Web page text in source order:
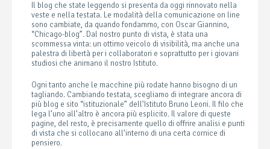
Il blog che state leggendo si presenta da oggi rinnovato nella
veste e nella testata. Le modalità della comunicazione on line
sono cambiate, da quando fondammo, con Oscar Giannino,
“Chicago-blog”. Dal nostro punto di vista, è stata una
scommessa vinta: un ottimo veicolo di visibilità, ma anche una
palestra di libertà per i collaboratori e soprattutto per i giovani
studiosi che animano il nostro Istituto.
Ogni tanto anche le macchine più rodate hanno bisogno di un
tagliando. Cambiando testata, scegliamo di integrare ancora di
più blog e sito “istituzionale” dell’Istituto Bruno Leoni. Il filo che
lega l’uno all’altro è ancora più esplicito. Il valore di queste
pagine, del resto, è precisamente quello di offrire analisi e punti
di vista che si collocano all’interno di una certa cornice di
pensiero.